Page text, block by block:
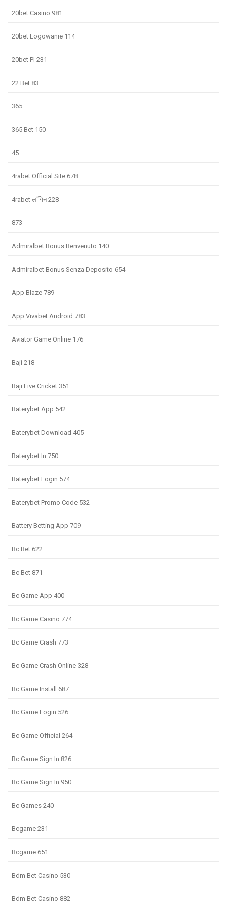
20bet Casino 981
20bet Logowanie 114
20bet Pl 231
22 Bet 83
365
365 Bet 150
45
4rabet Official Site 678
4rabet लॉगिन 228
873
Admiralbet Bonus Benvenuto 140
Admiralbet Bonus Senza Deposito 654
App Blaze 789
App Vivabet Android 783
Aviator Game Online 176
Baji 218
Baji Live Cricket 351
Baterybet App 542
Baterybet Download 405
Baterybet In 750
Baterybet Login 574
Baterybet Promo Code 532
Battery Betting App 709
Bc Bet 622
Bc Bet 871
Bc Game App 400
Bc Game Casino 774
Bc Game Crash 773
Bc Game Crash Online 328
Bc Game Install 687
Bc Game Login 526
Bc Game Official 264
Bc Game Sign In 826
Bc Game Sign In 950
Bc Games 240
Bcgame 231
Bcgame 651
Bdm Bet Casino 530
Bdm Bet Casino 882